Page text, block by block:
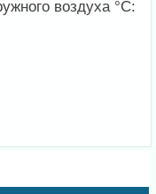
воздуха °С: